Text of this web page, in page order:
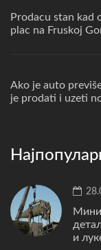
Prodacu stan kad
plac na Fruskoj
Ako je auto
je prodati i uzeti
и